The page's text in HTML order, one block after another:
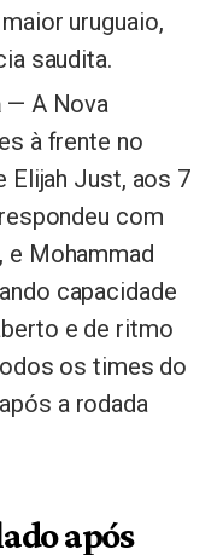
uruguaio,
saudita.
— A Nova
à frente no
Elijah Just, aos 7
com
e Mohammad
capacidade
e de ritmo
os times do
a rodada
após